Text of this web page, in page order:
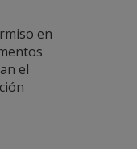
en
el